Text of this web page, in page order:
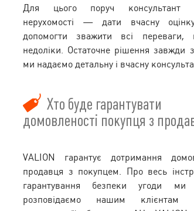
Для цього поруч консультант
нерухомості — дати вчасну оцінку
допомогти зважити всі переваги,
недоліки. Остаточне рішення завжди
ми надаємо детальну і вчасну
Хто буде гарантувати
домовленості покупця з
VALION гарантує дотримання
продавця з покупцем. Про весь
гарантування безпеки угоди ми
розповідаємо нашим клієнтам